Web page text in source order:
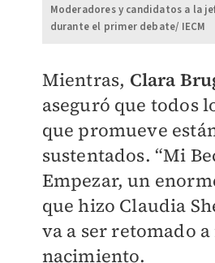
Moderadores y candidatos a la
durante el primer debate/ IECM
Mientras, Clara
aseguró que todos
que promueve
sustentados. “Mi
Empezar, un
que hizo Claudia
va a ser retomado
nacimiento.